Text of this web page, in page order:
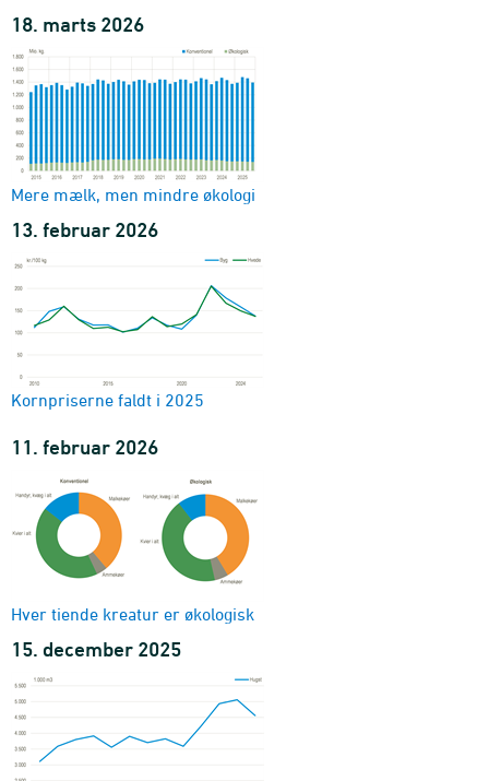
18. marts 2026
Mere mælk, men mindre økologi
13. februar 2026
Kornpriserne faldt i 2025
11. februar 2026
Hver tiende kreatur er økologisk
15. december 2025